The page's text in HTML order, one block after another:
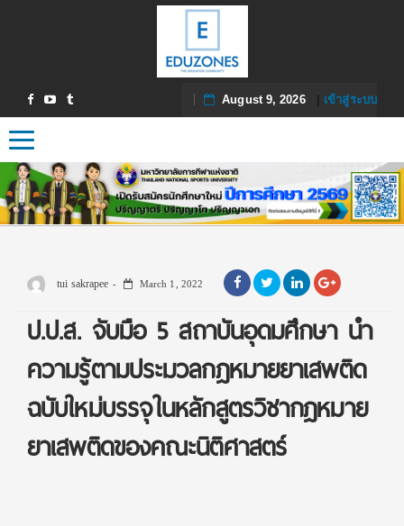
August 9, 2026| เข้าสู่ระบบ
Toggle navigation
tui sakrapee March 1, 2022
ป.ป.ส. จับมือ 5 สถาบันอุดมศึกษา นํา
ความรู้ตามประมวลกฎหมายยาเสพติด
ฉบับใหม่บรรจุในหลักสูตรวิชากฎหมาย
ยาเสพติดของคณะนิติศาสตร์